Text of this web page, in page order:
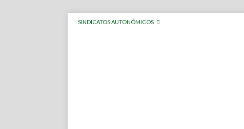
SINDICATOS AUTONÓMICOS